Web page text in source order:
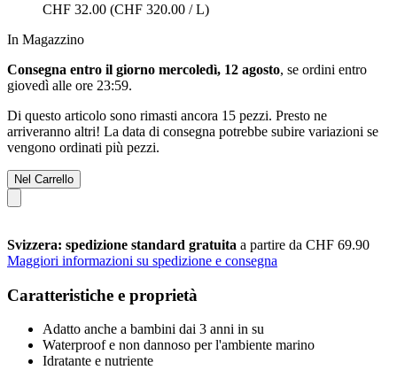
CHF 32.00 (CHF 320.00 / L)
In Magazzino
Consegna entro il giorno mercoledì, 12 agosto, se ordini entro
giovedì alle ore 23:59.
Di questo articolo sono rimasti ancora 15 pezzi. Presto ne
arriveranno altri! La data di consegna potrebbe subire variazioni se
vengono ordinati più pezzi.
Nel Carrello
Svizzera: spedizione standard gratuita a partire da CHF 69.90
Maggiori informazioni su spedizione e consegna
Caratteristiche e proprietà
Adatto anche a bambini dai 3 anni in su
Waterproof e non dannoso per l'ambiente marino
Idratante e nutriente